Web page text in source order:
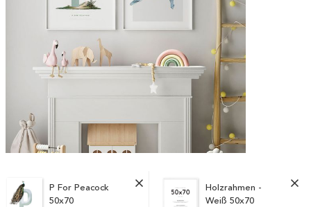
P For Peacock
50x70
Holzrahmen -
Weiß 50x70